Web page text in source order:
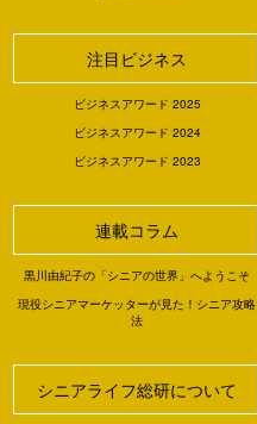
注目ビジネス
ビジネスアワード 2025
ビジネスアワード 2024
ビジネスアワード 2023
連載コラム
黒川由紀子の「シニアの世界」へようこそ
現役シニアマーケッターが見た！シニア攻略
法
シニアライフ総研について